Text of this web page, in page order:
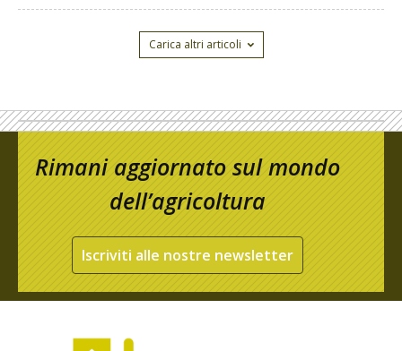
Carica altri articoli
Rimani aggiornato sul mondo
dell’agricoltura
Iscriviti alle nostre newsletter